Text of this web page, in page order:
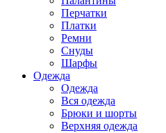
Перчатки
Платки
Ремни
Снуды
Шарфы
Одежда
Одежда
Вся одежда
Брюки и шорты
Верхняя одежда